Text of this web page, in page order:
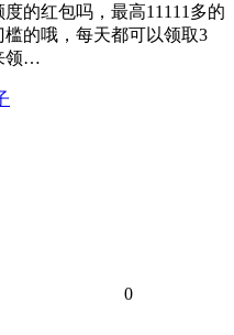
的红包吗，最高11111多的
的哦，每天都可以领取3
领…
0